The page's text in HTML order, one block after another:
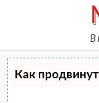
В
Как